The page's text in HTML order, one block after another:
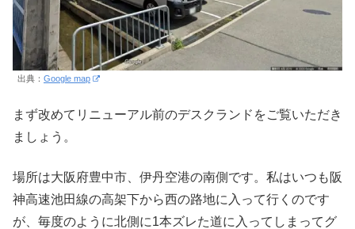
出典： Google map
まず改めてリニューアル前のデスクランドをご覧いただき
ましょう。
場所は大阪府豊中市、伊丹空港の南側です。私はいつも阪
神高速池田線の高架下から西の路地に入って行くのです
が、毎度のように北側に1本ズレた道に入ってしまってグ